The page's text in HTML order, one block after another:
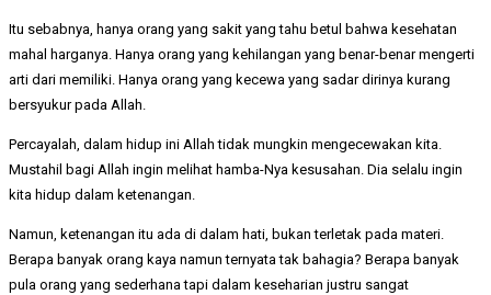
Itu sebabnya, hanya orang yang sakit yang tahu betul bahwa kesehatan
mahal harganya. Hanya orang yang kehilangan yang benar-benar mengerti
arti dari memiliki. Hanya orang yang kecewa yang sadar dirinya kurang
bersyukur pada Allah.
Percayalah, dalam hidup ini Allah tidak mungkin mengecewakan kita.
Mustahil bagi Allah ingin melihat hamba-Nya kesusahan. Dia selalu ingin
kita hidup dalam ketenangan.
Namun, ketenangan itu ada di dalam hati, bukan terletak pada materi.
Berapa banyak orang kaya namun ternyata tak bahagia? Berapa banyak
pula orang yang sederhana tapi dalam keseharian justru sangat